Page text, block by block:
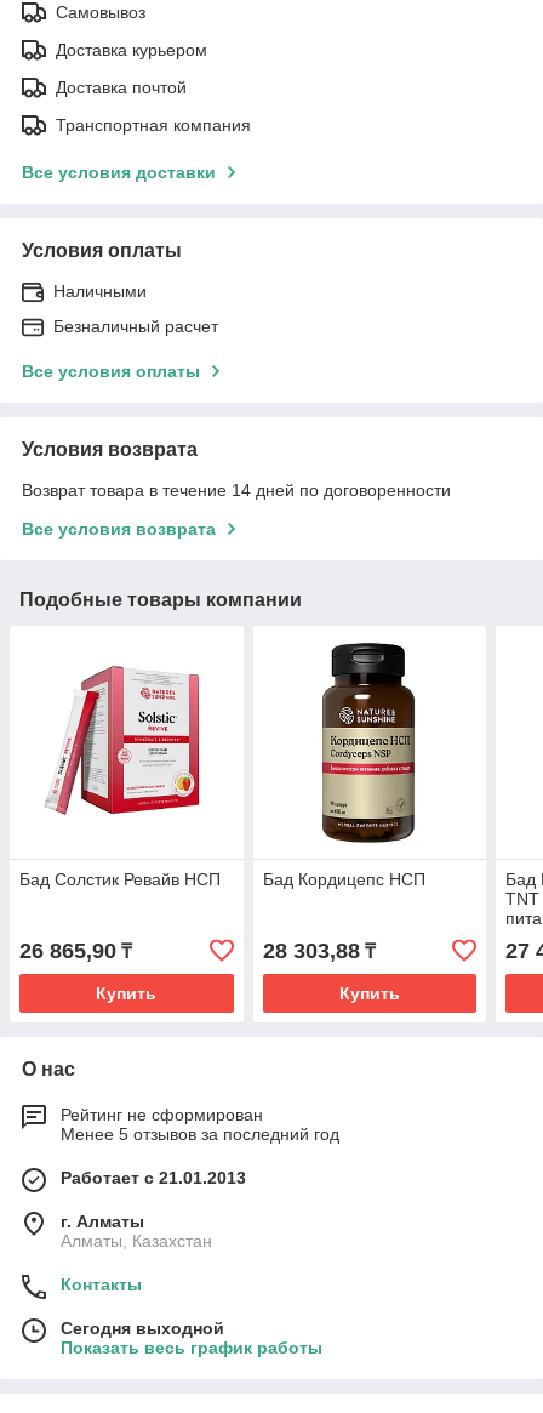
Самовывоз
Доставка курьером
Доставка почтой
Транспортная компания
Все условия доставки
Условия оплаты
Наличными
Безналичный расчет
Все условия оплаты
Условия возврата
Возврат товара в течение 14 дней по договоренности
Все условия возврата
Подобные товары компании
Бад Солстик Ревайв НСП
26 865,90 ₸
Купить
Бад Кордицепс НСП
28 303,88₸
Купить
Бад
27
О нас
Рейтинг не сформирован
Менее 5 отзывов за последний год
Работает с 21.01.2013
г. Алматы
Алматы, Казахстан
Контакты
Сегодня выходной
Показать весь график работы